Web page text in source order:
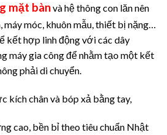
mặt bànvà hệ thông con lăn nên
máy móc, khuôn mẫu, thiết bị nặng…
kết hợp linh động với các dây
máy gia công để nhằm tạo một kết
phải di chuyển.
kích chân và bóp xả bằng tay,
cao, bền bỉ theo tiêu chuẩn Nhật